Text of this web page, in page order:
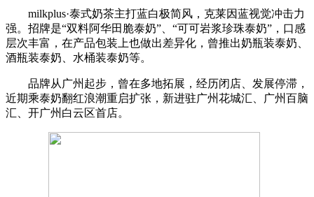
milkplus·泰式奶茶主打蓝白极简风，克莱因蓝视觉冲击力
强。招牌是“双料阿华田脆泰奶”、“可可岩浆珍珠泰奶”，口感
层次丰富，在产品包装上也做出差异化，曾推出奶瓶装泰奶、
酒瓶装泰奶、水桶装泰奶等。
品牌从广州起步，曾在多地拓展，经历闭店、发展停滞，
近期乘泰奶翻红浪潮重启扩张，新进驻广州花城汇、广州百脑
汇、开广州白云区首店。